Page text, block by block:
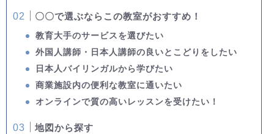
〇〇で選ぶならこの教室がおすすめ！
教育大手のサービスを選びたい
外国人講師・日本人講師の良いとこどりをしたい
日本人バイリンガルから学びたい
商業施設内の便利な教室に通いたい
オンラインで質の高いレッスンを受けたい！
地図から探す